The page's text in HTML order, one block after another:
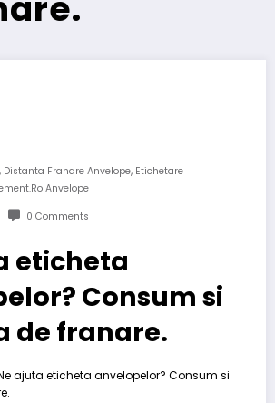
Distanta Franare Anvelope, Etichetare
Anvelope
0 Comments
eticheta
Consum si
de franare.